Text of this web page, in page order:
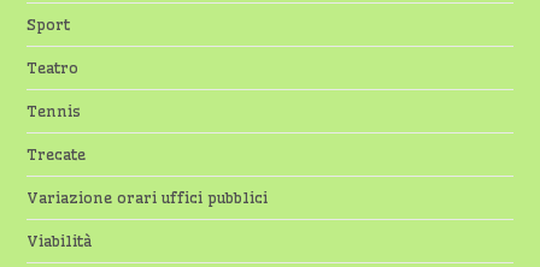
Sport
Teatro
Tennis
Trecate
Variazione orari uffici pubblici
Viabilità